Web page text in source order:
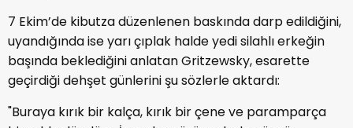
7 Ekim’de kibutza düzenlenen baskında darp edildiğini,
uyandığında ise yarı çıplak halde yedi silahlı erkeğin
başında beklediğini anlatan Gritzewsky, esarette
geçirdiği dehşet günlerini şu sözlerle aktardı:
"Buraya kırık bir kalça, kırık bir çene ve paramparça